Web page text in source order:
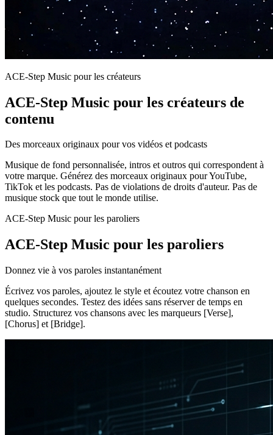
ACE-Step Music pour les créateurs
ACE-Step Music pour les créateurs de
contenu
Des morceaux originaux pour vos vidéos et podcasts
Musique de fond personnalisée, intros et outros qui correspondent à
votre marque. Générez des morceaux originaux pour YouTube,
TikTok et les podcasts. Pas de violations de droits d'auteur. Pas de
musique stock que tout le monde utilise.
ACE-Step Music pour les paroliers
ACE-Step Music pour les paroliers
Donnez vie à vos paroles instantanément
Écrivez vos paroles, ajoutez le style et écoutez votre chanson en
quelques secondes. Testez des idées sans réserver de temps en
studio. Structurez vos chansons avec les marqueurs [Verse],
[Chorus] et [Bridge].